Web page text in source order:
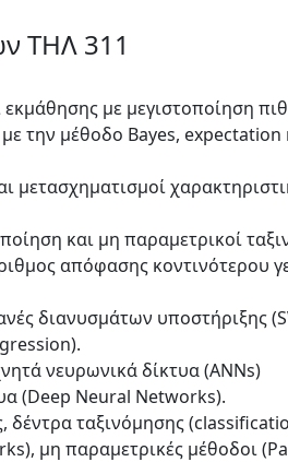
ΤΗΛ 311
με μεγιστοποίηση
την μέθοδο Bayes,
μετασχηματισμοί
και μη παραμετρικοί
απόφασης κοντινότερου
διανυσμάτων υποστήριξης
νευρωνικά δίκτυα (ANNs)
(Deep Neural Networks).
δέντρα ταξινόμησης
μη παραμετρικές μέθοδοι